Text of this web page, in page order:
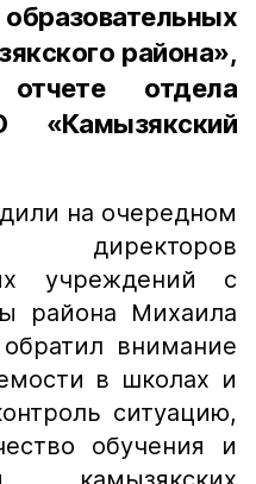
района»,
отдела
«Камызякский
на очередном
учреждений с
района Михаила
внимание
в школах и
ситуацию,
обучения и